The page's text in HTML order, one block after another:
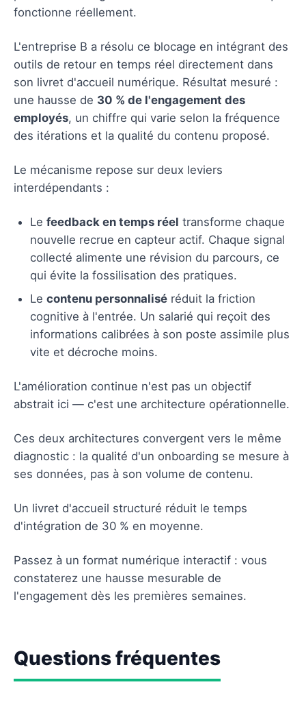
fonctionne réellement.
L'entreprise B a résolu ce blocage en intégrant des
outils de retour en temps réel directement dans
son livret d'accueil numérique. Résultat mesuré :
une hausse de 30 % de l'engagement des
employés, un chiffre qui varie selon la fréquence
des itérations et la qualité du contenu proposé.
Le mécanisme repose sur deux leviers
interdépendants :
Le feedback en temps réel transforme chaque
nouvelle recrue en capteur actif. Chaque signal
collecté alimente une révision du parcours, ce
qui évite la fossilisation des pratiques.
Le contenu personnalisé réduit la friction
cognitive à l'entrée. Un salarié qui reçoit des
informations calibrées à son poste assimile plus
vite et décroche moins.
L'amélioration continue n'est pas un objectif
abstrait ici — c'est une architecture opérationnelle.
Ces deux architectures convergent vers le même
diagnostic : la qualité d'un onboarding se mesure à
ses données, pas à son volume de contenu.
Un livret d'accueil structuré réduit le temps
d'intégration de 30 % en moyenne.
Passez à un format numérique interactif : vous
constaterez une hausse mesurable de
l'engagement dès les premières semaines.
Questions fréquentes